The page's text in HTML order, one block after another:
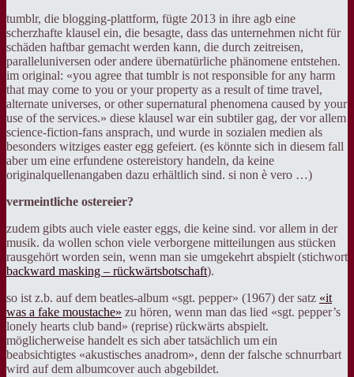
tumblr, die blogging-plattform, fügte 2013 in ihre agb eine
scherzhafte klausel ein, die besagte, dass das unternehmen nicht für
schäden haftbar gemacht werden kann, die durch zeitreisen,
paralleluniversen oder andere übernatürliche phänomene entstehen.
im original: «you agree that tumblr is not responsible for any harm
that may come to you or your property as a result of time travel,
alternate universes, or other supernatural phenomena caused by your
use of the services.» diese klausel war ein subtiler gag, der vor allem
science-fiction-fans ansprach, und wurde in sozialen medien als
besonders witziges easter egg gefeiert. (es könnte sich in diesem fall
aber um eine erfundene ostereistory handeln, da keine
originalquellenangaben dazu erhältlich sind. si non è vero …)
vermeintliche ostereier?
zudem gibts auch viele easter eggs, die keine sind. vor allem in der
musik. da wollen schon viele verborgene mitteilungen aus stücken
rausgehört worden sein, wenn man sie umgekehrt abspielt (stichwort
backward masking – rückwärtsbotschaft).
so ist z.b. auf dem beatles-album «sgt. pepper» (1967) der satz «it
was a fake moustache» zu hören, wenn man das lied «sgt. pepper’s
lonely hearts club band» (reprise) rückwärts abspielt.
möglicherweise handelt es sich aber tatsächlich um ein
beabsichtigtes «akustisches anadrom», denn der falsche schnurrbart
wird auf dem albumcover auch abgebildet.